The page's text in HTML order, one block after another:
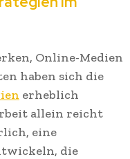
Online-Medien
haben sich die
erheblich
allein reicht
eine
die